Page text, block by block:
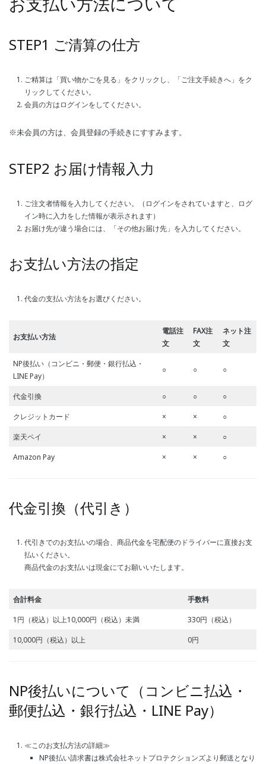
STEP1 ご清算の仕方
ご精算は「買い物かごを見る」をクリックし、「ご注文手続きへ」をク
リックしてください。
会員の方はログインをしてください。
※未会員の方は、会員登録の手続きにすすみます。
STEP2 お届け情報入力
ご注文者情報を入力してください。（ログインをされていますと、ログ
イン時に入力をした情報が表示されます）
お届け先が違う場合には、「その他お届け先」を入力してください。
お支払い方法の指定
代金の支払い方法をお選びください。
お支払い方法
電話注
文
FAX注
文
ネット注
文
NP後払い（コンビニ・郵便・銀行払込・
LINE Pay）
○ ○ ○
代金引換 ○ ○
○
クレジットカード
× ×
○
楽天ペイ
× ×
○
Amazon Pay
× × ○
代金引換（代引き）
代引きでのお支払いの場合、商品代金を宅配便のドライバーに直接お支
払いください。
商品代金のお支払いは現金にてお願いいたします。
合計料金
手数料
1円（税込）以上10,000円（税込）未満
330円（税込）
10,000円（税込）以上
0円
NP後払いについて（コンビニ払込・
郵便払込・銀行払込・LINE Pay）
≪このお支払方法の詳細≫
NP後払い請求書は株式会社ネットプロテクションズより郵送となり